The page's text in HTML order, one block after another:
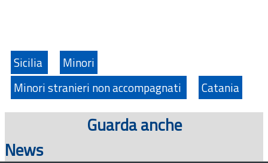
Sicilia
Minori
Minori stranieri non accompagnati
Catania
Guarda anche
News